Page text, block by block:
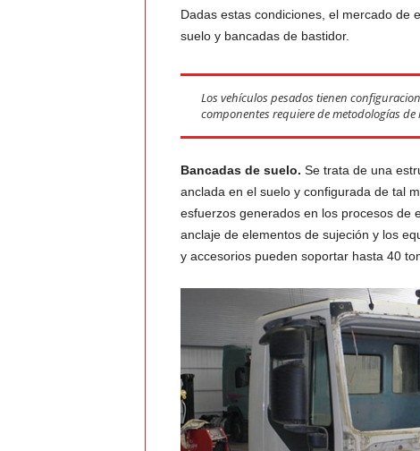
Dadas estas condiciones, el mercado de
suelo y bancadas de bastidor.
Los vehículos pesados tienen
componentes requiere de metodologías
Bancadas de suelo. Se trata de una
anclada en el suelo y configurada de tal
esfuerzos generados en los procesos de
anclaje de elementos de sujeción y los
y accesorios pueden soportar hasta 40